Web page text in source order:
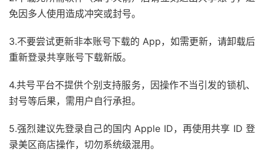
免因多人使用造成冲突或封号。
3.不要尝试更新非本账号下载的 App，如需更新，请卸载后
重新登录共享账号下载新版。
4.共号平台不提供个别支持服务，因操作不当引发的锁机、
封号等后果，需用户自行承担。
5.强烈建议先登录自己的国内 Apple ID，再使用共享 ID 登
录美区商店操作，切勿系统级混用。